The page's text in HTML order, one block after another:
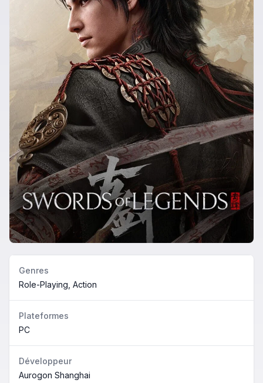
Genres
Role-Playing, Action
Plateformes
PC
Développeur
Aurogon Shanghai